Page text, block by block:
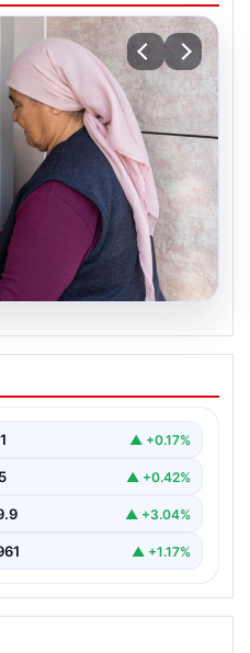
ne zaman
Emekli Sandığı
▲ +0.17%
▲ +0.42%
▲ +3.04%
▲ +1.17%